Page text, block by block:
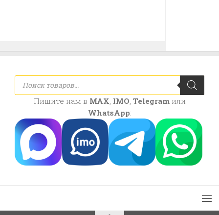
Поиск
товаров
Пишите нам в MAX IMO Telegramили
WhatsApp: